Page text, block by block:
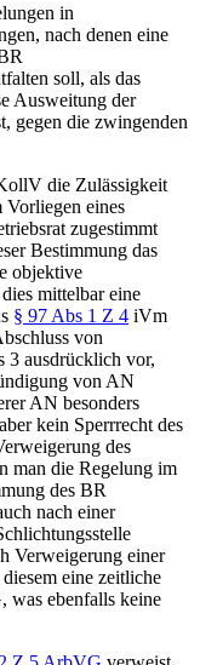
in
nach denen eine
soll, als das
Ausweitung der
gegen die zwingenden
die Zulässigkeit
eines
zugestimmt
Bestimmung das
objektive
mittelbar eine
§ 97 Abs 1 Z 4 iVm
von
3 ausdrücklich vor,
von AN
AN besonders
kein Sperrrecht des
des
man die Regelung im
des BR
nach einer
Verweigerung einer
eine zeitliche
was ebenfalls keine